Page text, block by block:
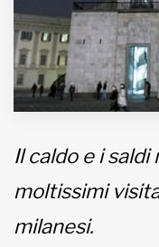
www.viveremilano.info
Fondato e diretto da
Bernardis
Informativa sulla privacy
Il caldo e i
moltissimi
milanesi.